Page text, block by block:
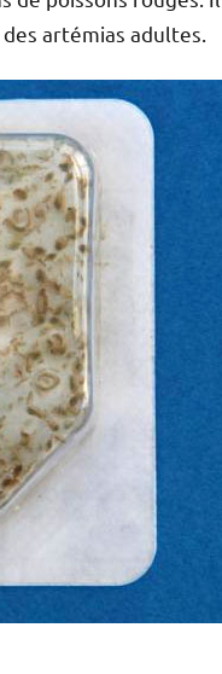
artémias adultes.